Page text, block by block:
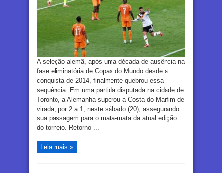
A seleção alemã, após uma década de ausência na
fase eliminatória de Copas do Mundo desde a
conquista de 2014, finalmente quebrou essa
sequência. Em uma partida disputada na cidade de
Toronto, a Alemanha superou a Costa do Marfim de
virada, por 2 a 1, neste sábado (20), assegurando
sua passagem para o mata-mata da atual edição
do torneio. Retorno ...
Leia mais »